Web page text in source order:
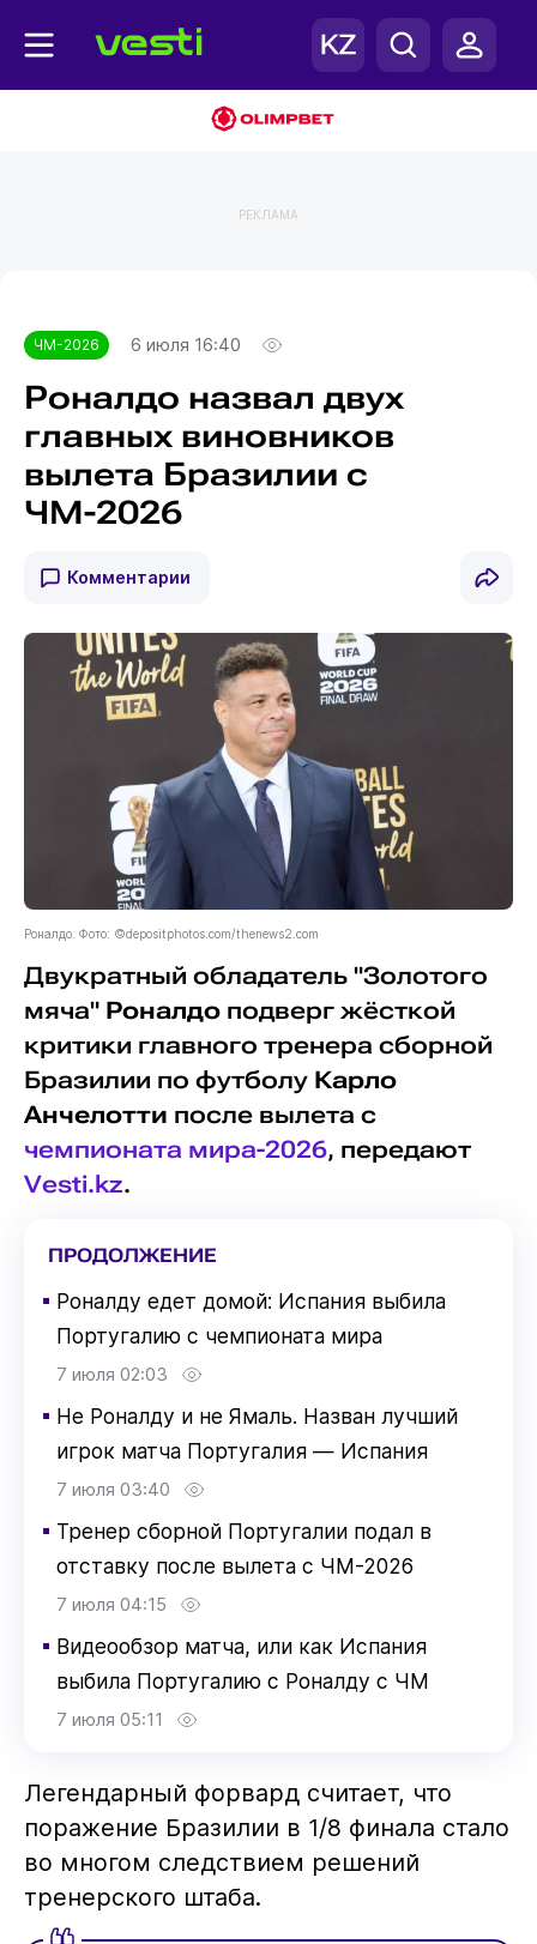
РЕКЛАМА
ЧМ-2026 6 июля 16:40
Роналдо назвал двух
главных виновников
вылета Бразилии с
ЧМ-2026
Комментарии
Роналдо. Фото: ©depositphotos.com/thenews2.com
Двукратный обладатель "Золотого
мяча" Роналдоподверг жёсткой
критики главного тренера сборной
Бразилии по футболу Карло
Анчелотти после вылета с
чемпионата мира-2026, передают
Vesti.kz.
ПРОДОЛЖЕНИЕ
▪ Роналду едет домой: Испания выбила
Португалию с чемпионата мира
7 июля 02:03
▪ Не Роналду и не Ямаль. Назван лучший
игрок матча Португалия — Испания
7 июля 03:40
▪ Тренер сборной Португалии подал в
отставку после вылета с ЧМ-2026
7 июля 04:15
▪ Видеообзор матча, или как Испания
выбила Португалию с Роналду с ЧМ
7 июля 05:11
Легендарный форвард считает, что
поражение Бразилии в 1/8 финала стало
во многом следствием решений
тренерского штаба.